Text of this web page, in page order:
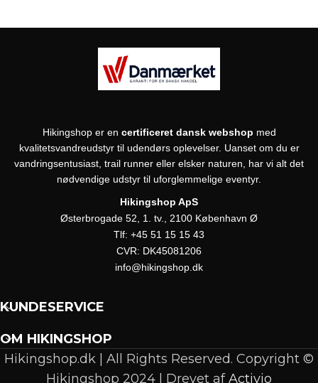
Hikingshop er en certificeret dansk webshop med
kvalitetsvandreudstyr til udendørs oplevelser. Uanset om du er
vandringsentusiast, trail runner eller elsker naturen, har vi alt det
nødvendige udstyr til uforglemmelige eventyr.
Hikingshop ApS
Østerbrogade 52, 1. tv., 2100 København Ø
Tlf: +45 51 15 15 43
CVR: DK45081206
info@hikingshop.dk
KUNDESERVICE
OM HIKINGSHOP
Hikingshop.dk | All Rights Reserved. Copyright ©
Hikingshop 2024 | Drevet afActivio